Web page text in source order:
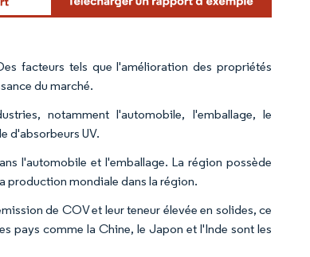
facteurs tels que l'amélioration des propriétés
du marché.
notamment l'automobile, l'emballage, le
d'absorbeurs UV.
l'automobile et l'emballage. La région possède
production mondiale dans la région.
de COV et leur teneur élevée en solides, ce
pays comme la Chine, le Japon et l'Inde sont les